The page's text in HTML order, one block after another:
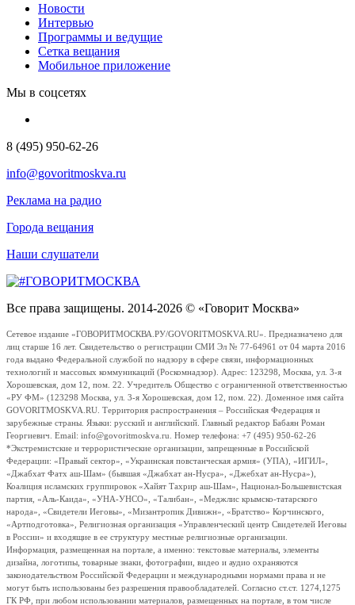
Новости
Интервью
Программы и ведущие
Сетка вещания
Мобильное приложение
Мы в соцсетях
8 (495) 950-62-26
info@govoritmoskva.ru
Реклама на радио
Города вещания
Наши слушатели
Все права защищены. 2014-2026 © «Говорит Москва»
Сетевое издание «ГОВОРИТМОСКВА.РУ/GOVORITMOSKVA.RU». Предназначено для
лиц старше 16 лет. Свидетельство о регистрации СМИ Эл № 77-64961 от 04 марта 2016
года выдано Федеральной службой по надзору в сфере связи, информационных
технологий и массовых коммуникаций (Роскомнадзор). Адрес: 123298, Москва, ул. 3-я
Хорошевская, дом 12, пом. 22. Учредитель Общество с ограниченной ответственностью
«РУ ФМ» (123298 Москва, ул. 3-я Хорошевская, дом 12, пом. 22). Доменное имя сайта
GOVORITMOSKVA.RU. Территория распространения – Российская Федерация и
зарубежные страны. Языки: русский и английский. Главный редактор Бабаян Роман
Георгиевич. Email: info@govoritmoskva.ru. Номер телефона: +7 (495) 950-62-26
*Экстремистские и террористические организации, запрещенные в Российской
Федерации: «Правый сектор», «Украинская повстанческая армия» (УПА), «ИГИЛ»,
«Джабхат Фатх аш-Шам» (бывшая «Джабхат ан-Нусра», «Джебхат ан-Нусра»),
Коалиция исламских группировок «Хайят Тахрир аш-Шам», Национал-Большевистская
партия, «Аль-Каида», «УНА-УНСО», «Талибан», «Меджлис крымско-татарского
народа», «Свидетели Иеговы», «Мизантропик Дивижн», «Братство» Корчинского,
«Артподготовка», Религиозная организация «Управленческий центр Свидетелей Иеговы
в России» и входящие в ее структуру местные религиозные организации.
Информация, размещенная на портале, а именно: текстовые материалы, элементы
дизайна, логотипы, товарные знаки, фотографии, видео и аудио охраняются
законодательством Российской Федерации и международными нормами права и не
могут быть использованы без разрешения правообладателей. Согласно ст.ст. 1274,1275
ГК РФ, при любом использовании материалов, размещенных на портале, в том числе